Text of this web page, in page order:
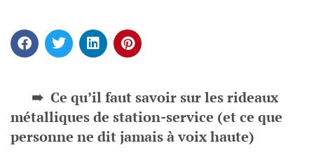
Ce qu’il faut savoir sur les rideaux
métalliques de station-service (et ce que
personne ne dit jamais à voix haute)